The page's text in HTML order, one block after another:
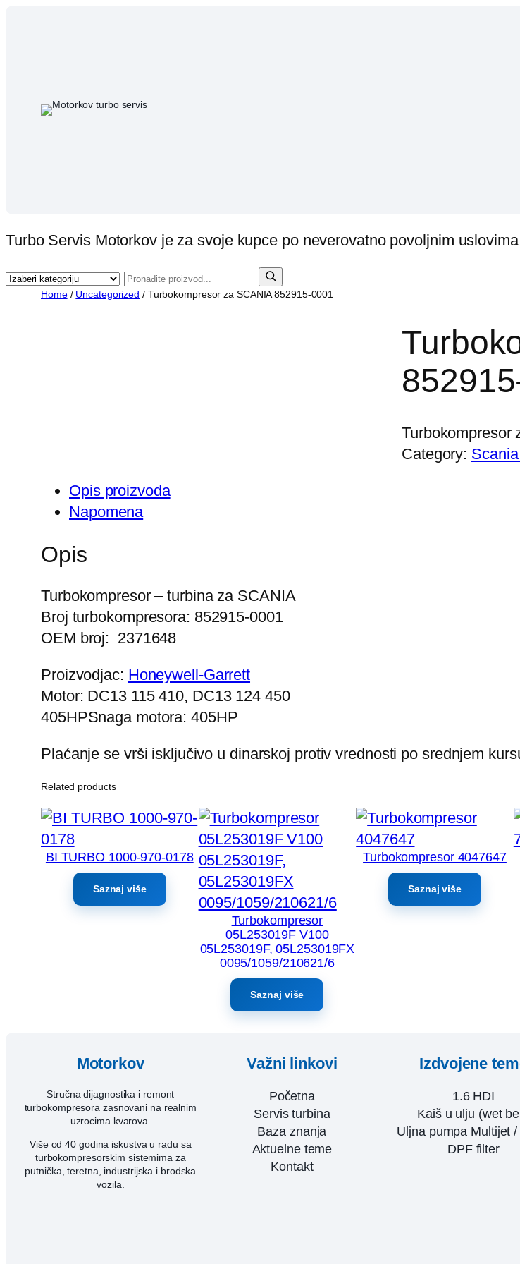
Turbo Servis Motorkov je za svoje kupce po neverovatno povoljnim
Home/ Uncategorized / Turbokompresor za SCANIA 852915-0001
Turbokompresor
Category:
Opis proizvoda
Napomena
Opis
Turbokompresor – turbina za SCANIA
Broj turbokompresora: 852915-0001
OEM broj: 2371648
Proizvodjac: Honeywell-Garrett
Motor: DC13 115 410, DC13 124 450
405HPSnaga motora: 405HP
Plaćanje se vrši isključivo u dinarskoj protiv vrednosti po srednjem
Related products
BI TURBO 1000-970-0178
Saznaj više
Turbokompresor
05L253019F V100
05L253019F, 05L253019FX
0095/1059/210621/6
Saznaj više
Turbokompresor 4047647
Saznaj više
Motorkov
Stručna dijagnostika i remont
turbokompresora zasnovani na realnim
uzrocima kvarova.
Više od 40 godina iskustva u radu sa
turbokompresorskim sistemima za
putnička, teretna, industrijska i brodska
vozila.
Važni linkovi
Početna
Servis turbina
Baza znanja
Aktuelne teme
Kontakt
Izdvojene
1.6 HDI
Kaiš u ulju (wet
Uljna pumpa Multijet
DPF filter